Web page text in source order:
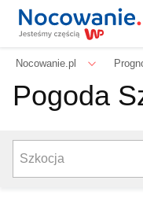
Nocowanie.pl
Pogoda